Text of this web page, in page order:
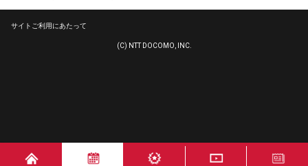
サイトご利用にあたって
(C) NTT DOCOMO, INC.